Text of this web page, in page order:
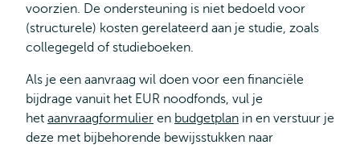
voorzien. De ondersteuning is niet bedoeld voor
(structurele) kosten gerelateerd aan je studie, zoals
collegegeld of studieboeken.
Als je een aanvraag wil doen voor een financiële
bijdrage vanuit het EUR noodfonds, vul je
het aanvraagformulier en budgetplan in en verstuur je
deze met bijbehorende bewijsstukken naar